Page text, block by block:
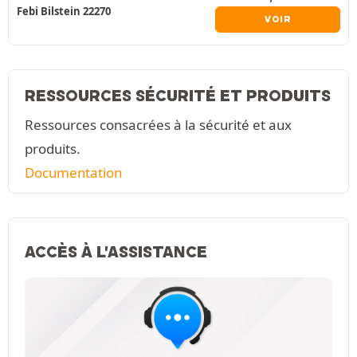
Febi Bilstein 22270
VOIR
RESSOURCES SÉCURITÉ ET PRODUITS
Ressources consacrées à la sécurité et aux
produits.
Documentation
ACCÈS À L'ASSISTANCE